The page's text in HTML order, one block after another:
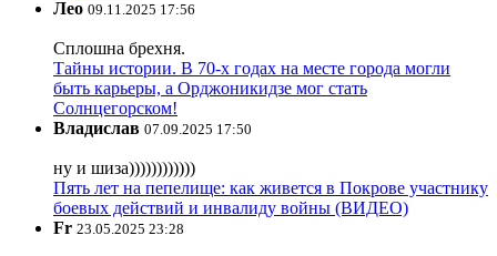
Лео 09.11.2025 17:56
Сплошна брехня.
Тайны истории. В 70-х годах на месте города могли
быть карьеры, а Орджоникидзе мог стать
Солнцегорском!
Владислав 07.09.2025 17:50
ну и шиза))))))))))))
Пять лет на пепелище: как живется в Покрове участнику
боевых действий и инвалиду войны (ВИДЕО)
Fr 23.05.2025 23:28